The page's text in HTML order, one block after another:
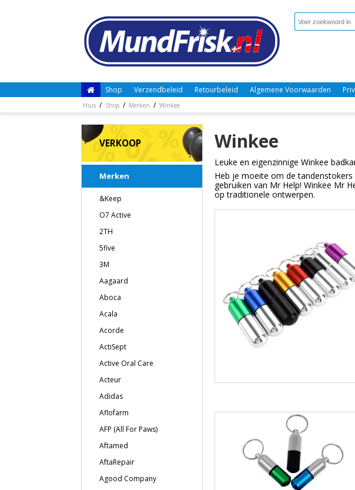
Shop Verzendbeleid Retourbeleid Algemene Voorwaarden
Huis / Shop / Merken / Winkee
VERKOOP
Merken
&Keep
O7 Active
2TH
5five
3M
Aagaard
Aboca
Acala
Acorde
ActiSept
Active Oral Care
Acteur
Adidas
Aflofarm
AFP (All For Paws)
Aftamed
AftaRepair
Agood Company
Winkee
Leuke en eigenzinnige Winkee
Heb je moeite om de
gebruiken van Mr Help! Winkee Mr
op traditionele ontwerpen.